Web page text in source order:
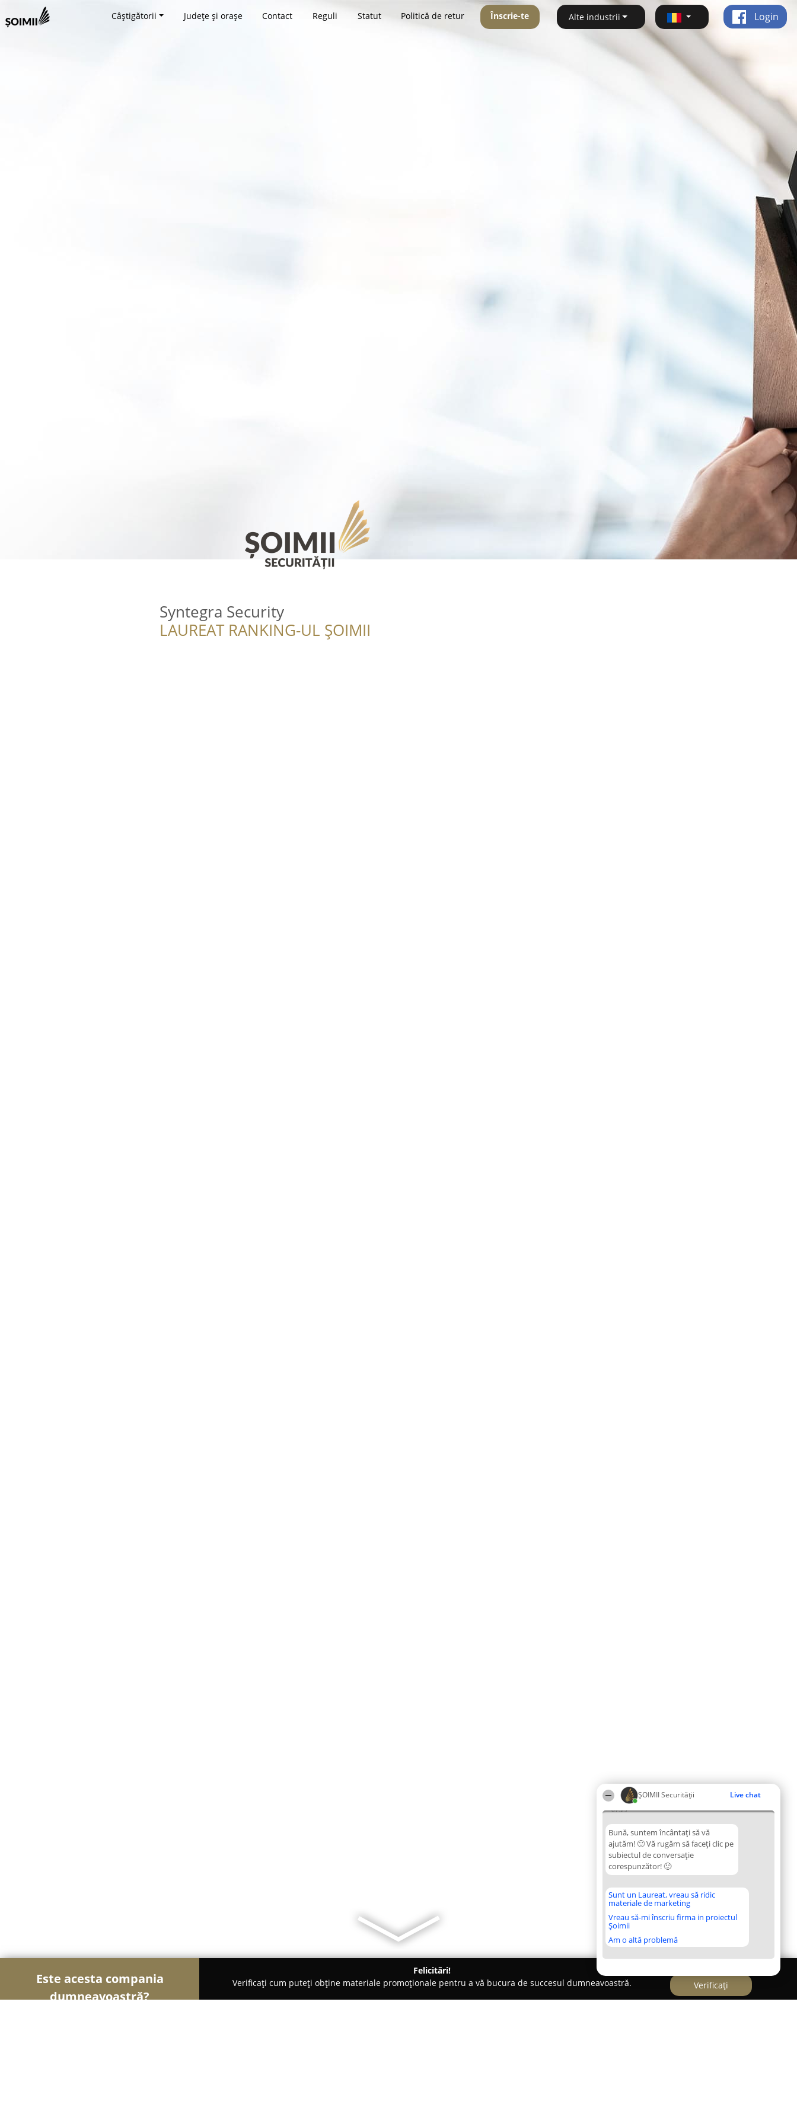
ȘOIMII Securității Live chat
07:29
Bună, suntem încântați să vă
ajutăm! 🙂 Vă rugăm să faceți clic pe
subiectul de conversație
corespunzător! 🙂
Sunt un Laureat, vreau să ridic
materiale de marketing
Vreau să-mi înscriu firma in proiectul
Șoimii
Am o altă problemă
Câștigătorii Județe și orașe Contact Reguli Statut Politică de retur Înscrie-te Alte industrii Login
Syntegra Security
LAUREAT RANKING-UL ȘOIMII
Este acesta compania
dumneavoastră?
Felicitări!
Verificați cum puteți obține materiale promoționale pentru a vă bucura de succesul dumneavoastră.
Verificați